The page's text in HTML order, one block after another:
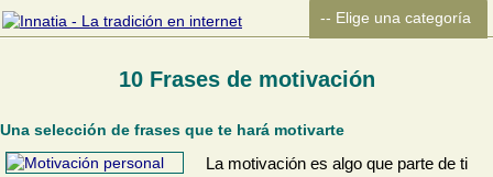
10 Frases de motivación
Una selección de frases que te hará motivarte
La motivación es algo que parte de ti